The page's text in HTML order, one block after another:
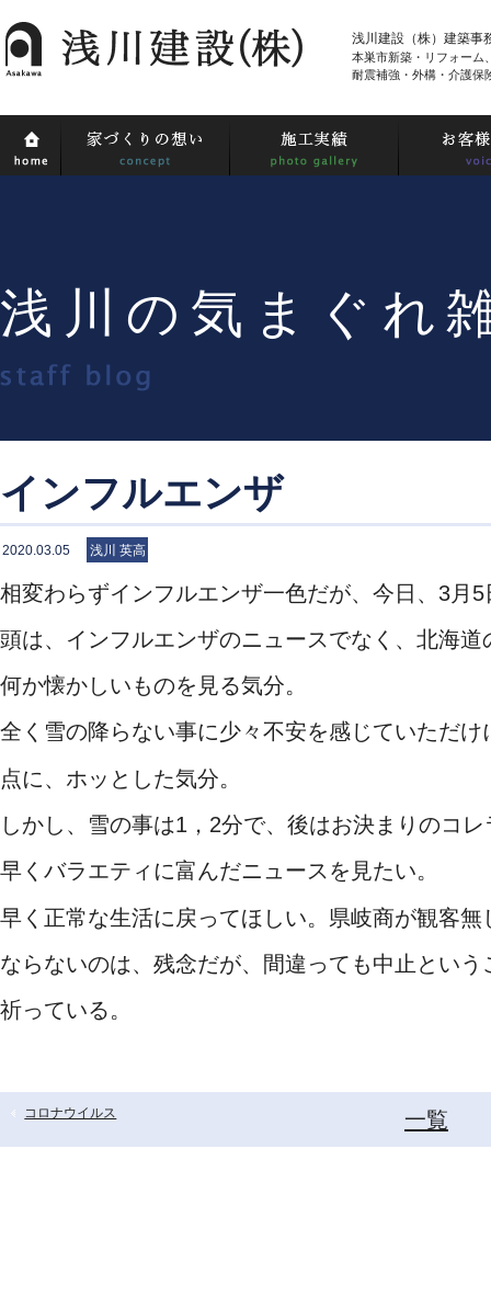
浅川建設（株）建築事
本巣市新築・リフォーム
耐震補強・外構・介護保
浅川の気まぐれ
インフルエンザ
2020.03.05 浅川 英高
相変わらずインフルエンザ一色だが、今日、3月
頭は、インフルエンザのニュースでなく、北海道
何か懐かしいものを見る気分。
全く雪の降らない事に少々不安を感じていただ
点に、ホッとした気分。
しかし、雪の事は1，2分で、後はお決まりのコ
早くバラエティに富んだニュースを見たい。
早く正常な生活に戻ってほしい。県岐商が観客
ならないのは、残念だが、間違っても中止とい
祈っている。
コロナウイルス 一覧